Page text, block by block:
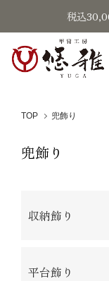
税込
TOP 兜飾り
兜飾り
収納飾り
平台飾り